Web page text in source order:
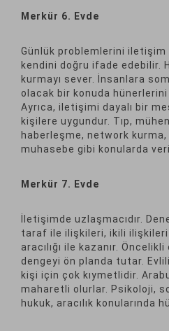
Merkür 6. Evde
Günlük problemlerini
kendini doğru ifade edebilir.
kurmayı sever. İnsanlara
olacak bir konuda
Ayrıca, iletişimi dayalı bir
kişilere uygundur. Tıp,
haberleşme, network
muhasebe gibi konularda
Merkür 7. Evde
İletişimde uzlaşmacıdır.
taraf ile ilişkileri, ikili ilişkileri
aracılığı ile kazanır.
dengeyi ön planda tutar.
kişi için çok kıymetlidir.
maharetli olurlar. Psikoloji,
hukuk, aracılık konularında